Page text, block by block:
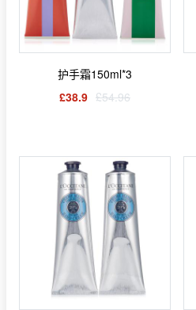
护手霜150ml*3
£38.9 £54.96